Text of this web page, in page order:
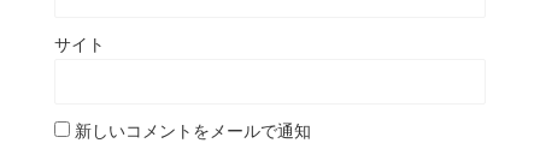
サイト
新しいコメントをメールで通知